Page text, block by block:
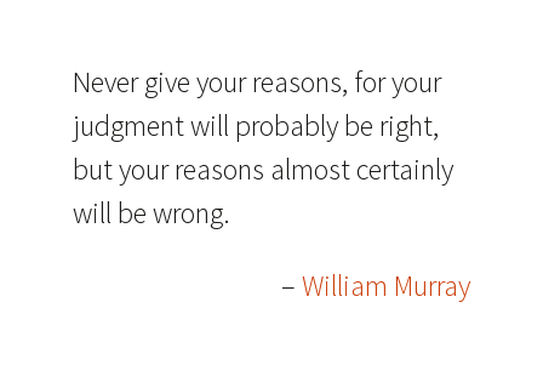
Never give your reasons, for your
judgment will probably be right,
but your reasons almost certainly
will be wrong.
–William Murray